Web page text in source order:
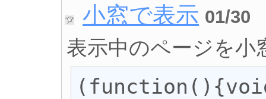
小窓で表示 01/30
表示中のページを小